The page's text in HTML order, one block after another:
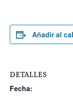
Añadir al
DETALLES
Fecha: